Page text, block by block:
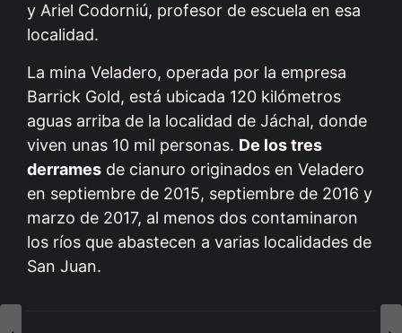
y Ariel Codorniú, profesor de escuela en esa
localidad.
La mina Veladero, operada por la empresa
Barrick Gold, está ubicada 120 kilómetros
aguas arriba de la localidad de Jáchal, donde
viven unas 10 mil personas. De los tres
derrames de cianuro originados en Veladero
en septiembre de 2015, septiembre de 2016 y
marzo de 2017, al menos dos contaminaron
los ríos que abastecen a varias localidades de
San Juan.